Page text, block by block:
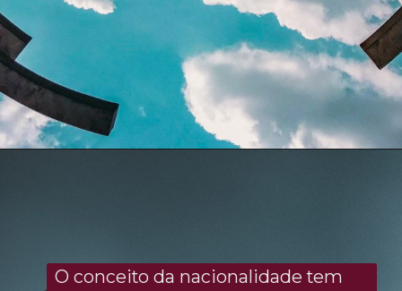
O conceito da nacionalidade tem